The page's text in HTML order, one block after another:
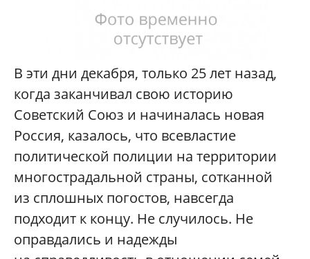
В эти дни декабря, только 25 лет назад,
когда заканчивал свою историю
Советский Союз и начиналась новая
Россия, казалось, что всевластие
политической полиции на территории
многострадальной страны, сотканной
из сплошных погостов, навсегда
подходит к концу. Не случилось. Не
оправдались и надежды